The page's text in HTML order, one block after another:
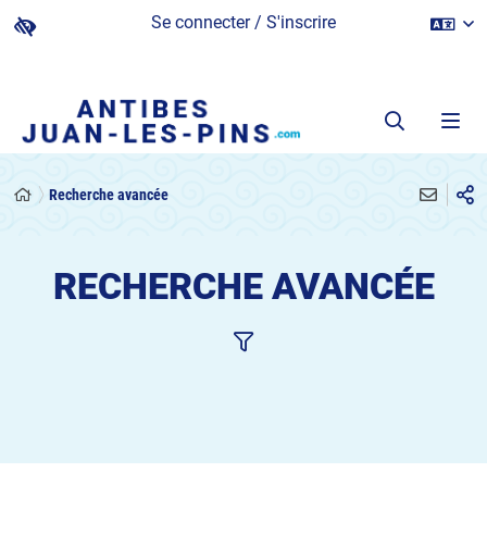
Se connecter / S'inscrire
Recherche avancée
RECHERCHE AVANCÉE